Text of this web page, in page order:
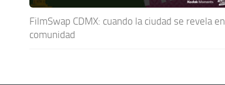
FilmSwap CDMX: cuando la ciudad se revela en
comunidad